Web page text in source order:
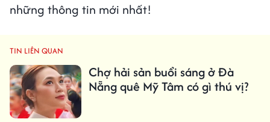
những thông tin mới nhất!
TIN LIÊN QUAN
Chợ hải sản buổi sáng ở Đà
Nẵng quê Mỹ Tâm có gì thú vị?